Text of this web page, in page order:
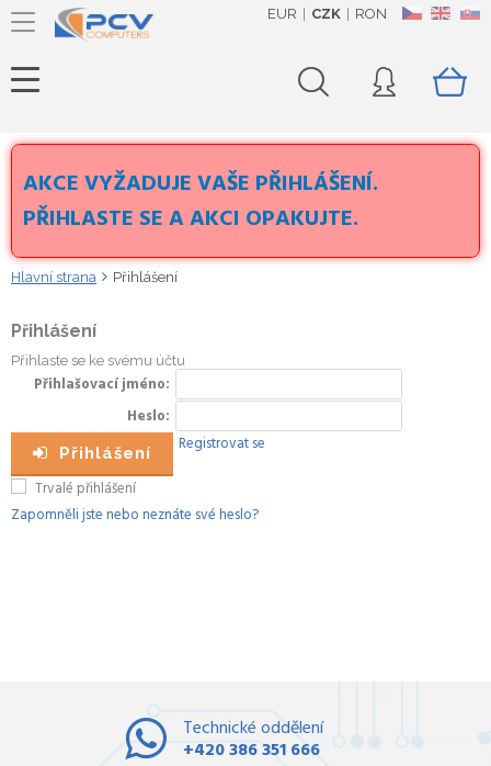
CZ EN SK
EUR CZK RON
AKCE VYŽADUJE VAŠE PŘIHLÁŠENÍ.
PŘIHLASTE SE A AKCI OPAKUJTE.
Hlavní strana Přihlášení
Přihlášení
Přihlaste se ke svému účtu
Přihlašovací jméno
Heslo
Přihlášení
Registrovat se
Trvalé přihlášení
Zapomněli jste nebo neznáte své heslo?
Technické oddělení
+420 386 351 666